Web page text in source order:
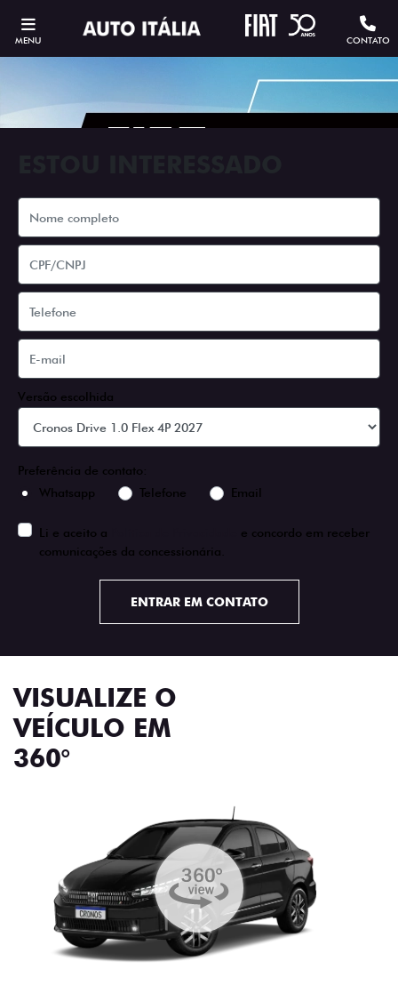
MENU CONTATO
Versão escolhida
Preferência de contato:
Whatsapp
Telefone Email
Li e aceito a
e concordo em receber
comunicações da concessionária.
ENTRAR EM CONTATO
VISUALIZE O
VEÍCULO EM
360°